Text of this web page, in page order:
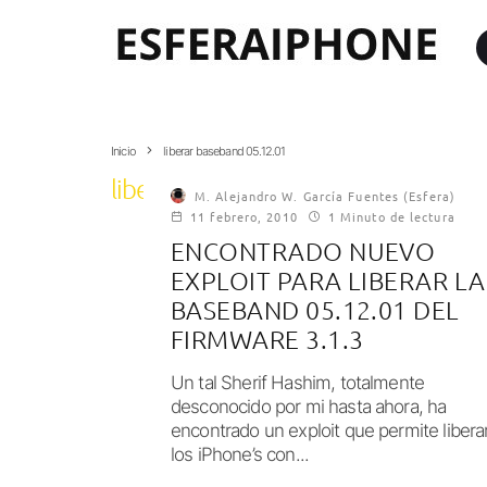
Inicio liberar baseband 05.12.01
liberar baseband 05.12.01
M. Alejandro W. García Fuentes (Esfera)
11 febrero, 2010
1 Minuto de lectura
ENCONTRADO NUEVO
EXPLOIT PARA LIBERAR LA
BASEBAND 05.12.01 DEL
FIRMWARE 3.1.3
Un tal Sherif Hashim, totalmente
desconocido por mi hasta ahora, ha
encontrado un exploit que permite
los iPhone’s con...